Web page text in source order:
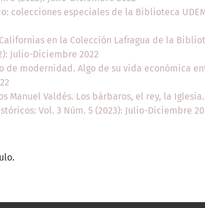
colecciones especiales de la Biblioteca
en la Colección Lafragua de la
Julio-Diciembre 2022
de modernidad. Algo de su vida económica
Manuel Valdés. Los bárbaros, el rey, la
Vol. 3 Núm. 5 (2023): Julio-Diciembre